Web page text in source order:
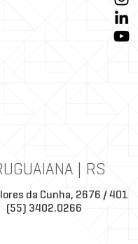
| RS
da Cunha, 2676 / 401
(55) 3402.0266